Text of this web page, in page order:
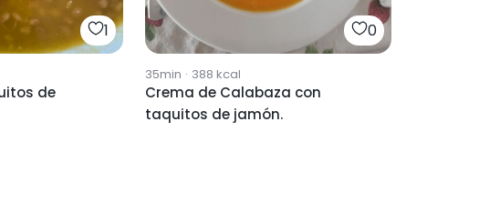
1
de
0
35min · 388 kcal
Crema de Calabaza con
taquitos de jamón.